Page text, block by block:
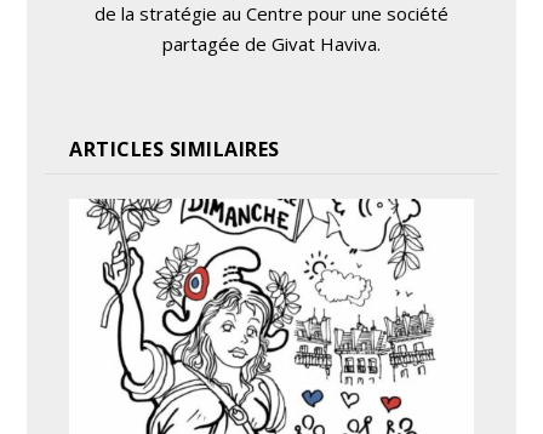
de la stratégie au Centre pour une société
partagée de Givat Haviva.
ARTICLES SIMILAIRES